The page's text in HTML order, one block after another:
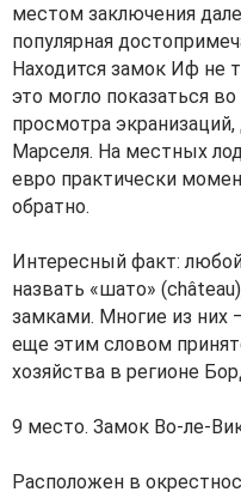
местом заключения
популярная
Находится замок Иф не
это могло показаться
просмотра
Марселя. На местных
евро практически
обратно.
Интересный факт:
назвать «шато»
замками. Многие из них
еще этим словом
хозяйства в регионе
9 место. Замок Во-ле-
Расположен в